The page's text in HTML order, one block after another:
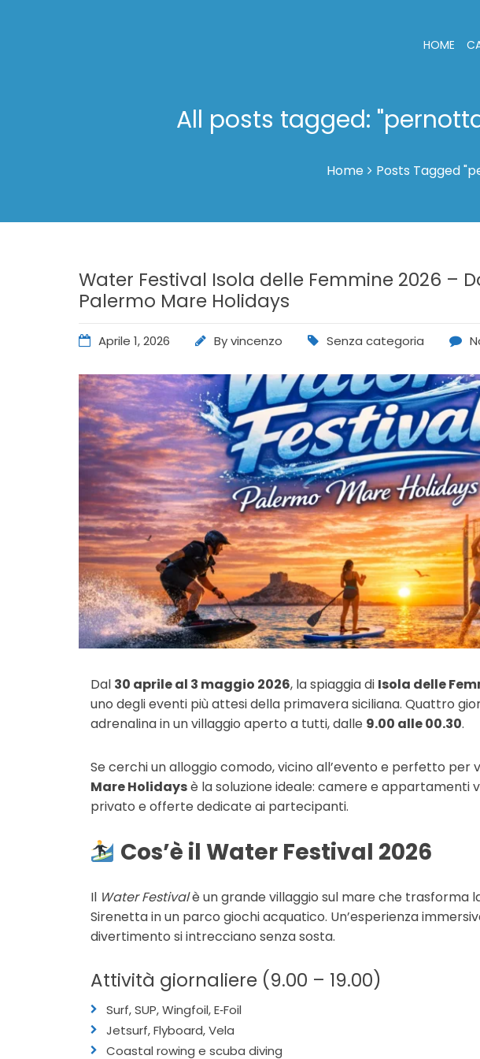
HOME
All posts tagged:
Home Posts Tagged
Water Festival Isola delle Femmine 2026 –
Palermo Mare Holidays
Aprile 1, 2026 Byvincenzo Senza categoria
Dal 30 aprile al 3 maggio 2026, la spiaggia di Isola delle
uno degli eventi più attesi della primavera siciliana. Quattro
adrenalina in un villaggio aperto a tutti, dalle 9.00 alle 00.30.
Se cerchi un alloggio comodo, vicino all’evento e perfetto per
Mare Holidaysè la soluzione ideale: camere e appartamenti
privato e offerte dedicate ai partecipanti.
Cos’è il Water Festival 2026
Il Water Festivalè un grande villaggio sul mare che trasforma
Sirenetta in un parco giochi acquatico. Un’esperienza
divertimento si intrecciano senza sosta.
Attività giornaliere (9.00 – 19.00)
Surf, SUP, Wingfoil, E‑Foil
Jetsurf, Flyboard, Vela
Coastal rowing e scuba diving